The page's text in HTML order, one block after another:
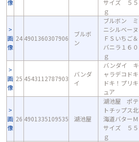
像
サイズ ５５
ｇ
画
像
24 4901360307906
ブルボ
ン
ブルボン ミ
ニシルベーヌ
ＦＳいちご＆
バニラ１６０
ｇ
画
像
25 4543112787903
バンダ
イ
バンダイ キ
ャラデコドキ
ドキ！プリキ
ュア
画
像
26 4901335109535 湖池屋
湖池屋 ポテ
トチップス北
海道バターＭ
サイズ ５５
ｇ